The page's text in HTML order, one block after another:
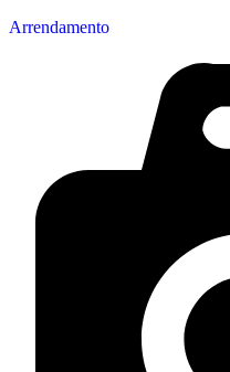
Arrendamento